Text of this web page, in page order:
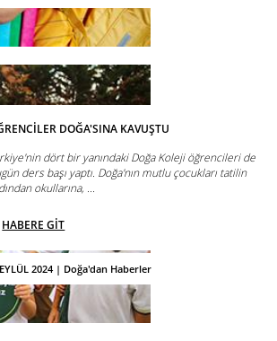
2024 | Doğa'dan Haberler
DOĞA'SINA KAVUŞTU
dört bir yanındaki Doğa Koleji öğrencileri de
ders başı yaptı. Doğa'nın mutlu çocukları tatilin
okullarına, ...
HABERE GİT